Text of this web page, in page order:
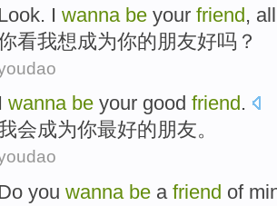
. I wanna be your friend,
看我想成为你的 朋友好吗？
I wanna be your good friend .
会成为你最好的朋友。
you wanna be a friend of